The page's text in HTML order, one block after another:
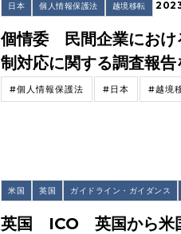
日本 個人情報保護法 越境移転
個情委 民間企業におけ
制対応に関する調査報告
#個人情報保護法 #日本 #越境
米国 英国 ガイドライン・ガイダンス
英国 ICO 英国から米